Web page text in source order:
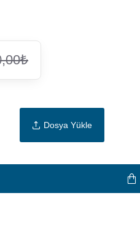
Dosya Yükle